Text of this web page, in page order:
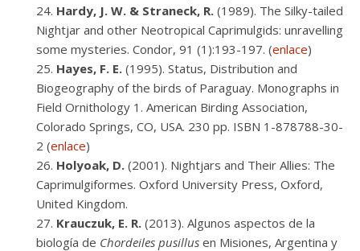
Hardy, J. W. & Straneck, R. (1989). The Silky-tailed
Nightjar and other Neotropical Caprimulgids: unravelling
some mysteries. Condor, 91 (1):193-197. (enlace)
Hayes, F. E. (1995). Status, Distribution and
Biogeography of the birds of Paraguay. Monographs in
Field Ornithology 1. American Birding Association,
Colorado Springs, CO, USA. 230 pp. ISBN 1-878788-30-
2 (enlace)
Holyoak, D. (2001). Nightjars and Their Allies: The
Caprimulgiformes. Oxford University Press, Oxford,
United Kingdom.
Krauczuk, E. R. (2013). Algunos aspectos de la
biología de Chordeiles pusillus en Misiones, Argentina y